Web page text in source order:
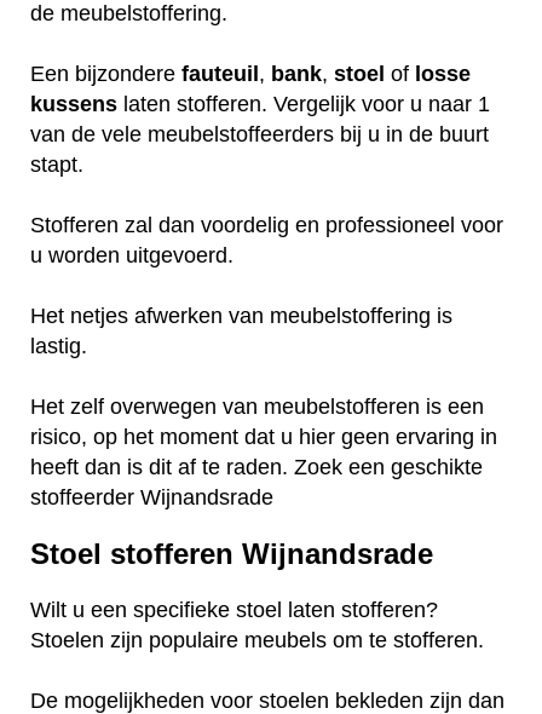
de meubelstoffering.
Een bijzondere fauteuil , bank, stoel of losse
kussens laten stofferen. Vergelijk voor u naar 1
van de vele meubelstoffeerders bij u in de buurt
stapt.
Stofferen zal dan voordelig en professioneel voor
u worden uitgevoerd.
Het netjes afwerken van meubelstoffering is
lastig.
Het zelf overwegen van meubelstofferen is een
risico, op het moment dat u hier geen ervaring in
heeft dan is dit af te raden. Zoek een geschikte
stoffeerder Wijnandsrade
Stoel stofferen Wijnandsrade
Wilt u een specifieke stoel laten stofferen?
Stoelen zijn populaire meubels om te stofferen.
De mogelijkheden voor stoelen bekleden zijn dan